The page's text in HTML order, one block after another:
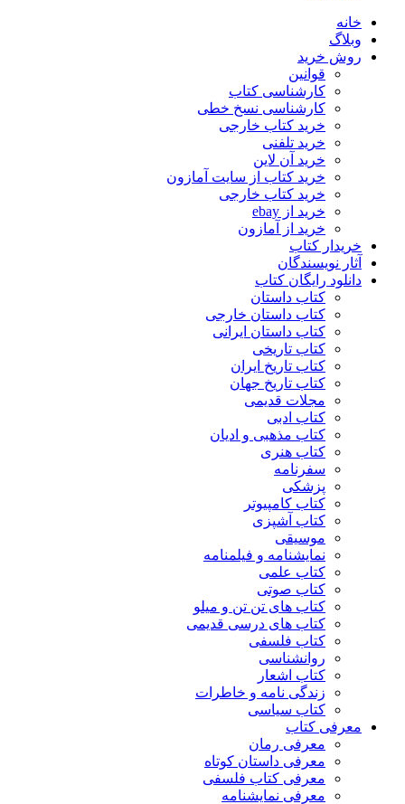
خانه
وبلاگ
روش خرید
قوانین
کارشناسی کتاب
کارشناسی نسخ خطی
خرید کتاب خارجی
خرید تلفنی
خرید آن لاین
خرید کتاب از سایت آمازون
خرید کتاب خارجی
خرید از ebay
خرید از آمازون
خریدار کتاب
آثار نویسندگان
دانلود رایگان کتاب
کتاب داستان
کتاب داستان خارجی
کتاب داستان ایرانی
کتاب تاریخی
کتاب تاریخ ایران
کتاب تاریخ جهان
مجلات قدیمی
کتاب ادبی
کتاب مذهبی و ادیان
کتاب هنری
سفرنامه
پزشکی
کتاب کامپیوتر
کتاب آشپزی
موسیقی
نمایشنامه و فیلمنامه
کتاب علمی
کتاب صوتی
کتاب های تن تن و میلو
کتاب های درسی قدیمی
کتاب فلسفی
روانشناسی
کتاب اشعار
زندگی نامه و خاطرات
کتاب سیاسی
معرفی کتاب
معرفی رمان
معرفی داستان کوتاه
معرفی کتاب فلسفی
معرفی نمایشنامه